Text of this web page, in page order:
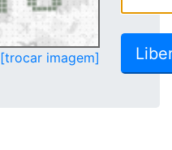
[trocar imagem]